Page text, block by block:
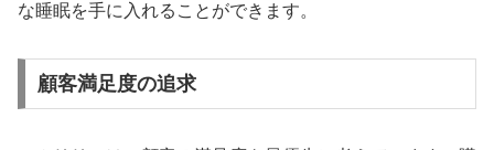
な睡眠を手に入れることができます。
顧客満足度の追求